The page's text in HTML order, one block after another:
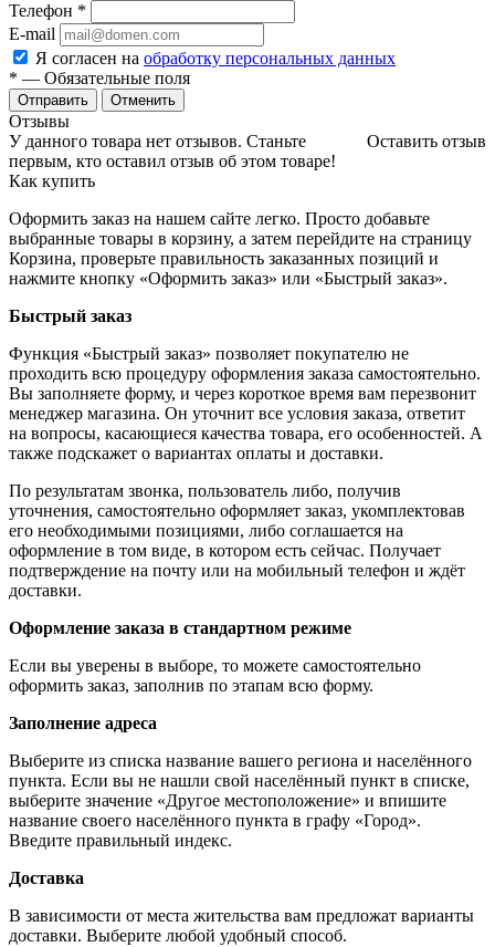
Телефон *
E-mail
Я согласен на обработку персональных данных
* — Обязательные поля
Отменить
Отзывы
Оставить отзыв
У данного товара нет отзывов. Станьте
первым, кто оставил отзыв об этом товаре!
Как купить
Оформить заказ на нашем сайте легко. Просто добавьте
выбранные товары в корзину, а затем перейдите на страницу
Корзина, проверьте правильность заказанных позиций и
нажмите кнопку «Оформить заказ» или «Быстрый заказ».
Быстрый заказ
Функция «Быстрый заказ» позволяет покупателю не
проходить всю процедуру оформления заказа самостоятельно.
Вы заполняете форму, и через короткое время вам перезвонит
менеджер магазина. Он уточнит все условия заказа, ответит
на вопросы, касающиеся качества товара, его особенностей. А
также подскажет о вариантах оплаты и доставки.
По результатам звонка, пользователь либо, получив
уточнения, самостоятельно оформляет заказ, укомплектовав
его необходимыми позициями, либо соглашается на
оформление в том виде, в котором есть сейчас. Получает
подтверждение на почту или на мобильный телефон и ждёт
доставки.
Оформление заказа в стандартном режиме
Если вы уверены в выборе, то можете самостоятельно
оформить заказ, заполнив по этапам всю форму.
Заполнение адреса
Выберите из списка название вашего региона и населённого
пункта. Если вы не нашли свой населённый пункт в списке,
выберите значение «Другое местоположение» и впишите
название своего населённого пункта в графу «Город».
Введите правильный индекс.
Доставка
В зависимости от места жительства вам предложат варианты
доставки. Выберите любой удобный способ.